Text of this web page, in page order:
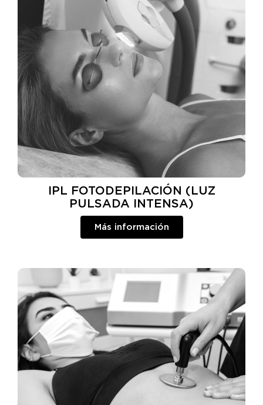
IPL FOTODEPILACIÓN (LUZ
PULSADA INTENSA)
Más información